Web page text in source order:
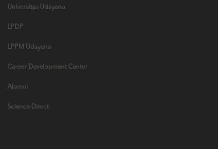
Universitas Udayana
LPDP
LPPM Udayana
Career Development Center
Alumni
Science Direct